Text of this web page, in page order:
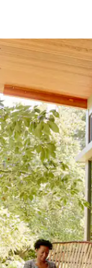
le bas pour les